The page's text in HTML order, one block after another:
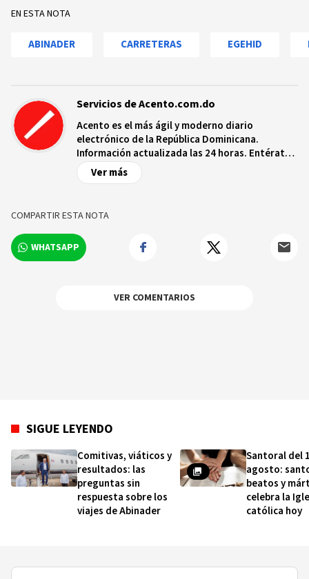
EN ESTA NOTA
ABINADER CARRETERAS EGEHID
Servicios de Acento.com.do
Acento es el más ágil y moderno diario
electrónico de la República Dominicana.
Información actualizada las 24 horas. Entérate
de las noticias y sucesos más importantes a
nivel nacional e internacional, videos y fotos
Ver más
COMPARTIR ESTA NOTA
WHATSAPP
VER COMENTARIOS
SIGUE LEYENDO
Comitivas, viáticos y
resultados: las
preguntas sin
respuesta sobre los
viajes de Abinader
Santoral del
agosto:
beatos y
celebra la
católica hoy